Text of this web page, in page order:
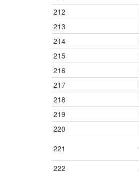
212
213
214
215
216
217
218
219
220
221
222